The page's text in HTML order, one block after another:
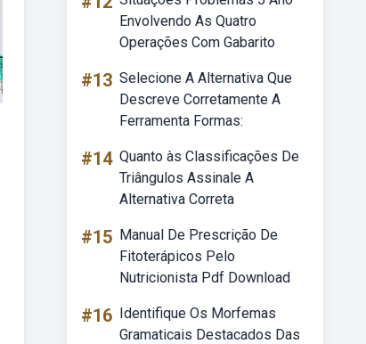
Envolvendo As Quatro
Operações Com Gabarito
#13 Selecione A Alternativa Que
Descreve Corretamente A
Ferramenta Formas:
#14 Quanto às Classificações De
Triângulos Assinale A
Alternativa Correta
#15 Manual De Prescrição De
Fitoterápicos Pelo
Nutricionista Pdf Download
#16 Identifique Os Morfemas
Gramaticais Destacados Das